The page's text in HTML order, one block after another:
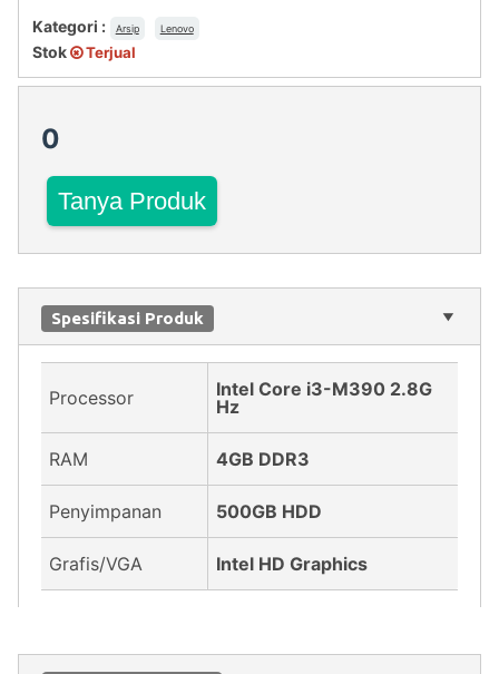
Kategori : Arsip Lenovo
Stok Terjual
0
Tanya Produk
Spesifikasi Produk
Processor
Intel Core i3-M390 2.8G
Hz
RAM 4GB DDR3
Penyimpanan 500GB HDD
Grafis/VGA Intel HD Graphics